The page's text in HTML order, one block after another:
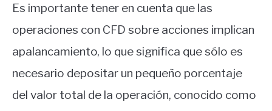
Es importante tener en cuenta que las
operaciones con CFD sobre acciones implican
apalancamiento, lo que significa que sólo es
necesario depositar un pequeño porcentaje
del valor total de la operación, conocido como